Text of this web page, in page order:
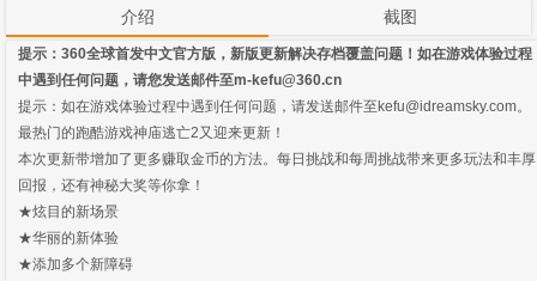
介绍 截图
提示：360全球首发中文官方版，新版更新解决存档覆盖问题！如在游戏体验过程
中遇到任何问题，请您发送邮件至m-kefu@360.cn
提示：如在游戏体验过程中遇到任何问题，请发送邮件至kefu@idreamsky.com。
最热门的跑酷游戏神庙逃亡2又迎来更新！
本次更新带增加了更多赚取金币的方法。每日挑战和每周挑战带来更多玩法和丰厚
回报，还有神秘大奖等你拿！
★炫目的新场景
★华丽的新体验
★添加多个新障碍